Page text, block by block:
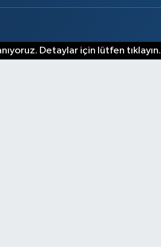
Detaylar için lütfen tıklayın.